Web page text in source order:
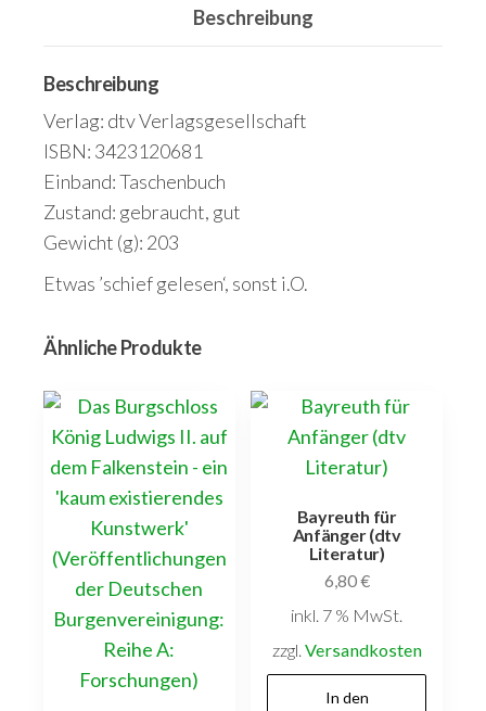
Beschreibung
Beschreibung
Verlag: dtv Verlagsgesellschaft
ISBN: 3423120681
Einband: Taschenbuch
Zustand: gebraucht, gut
Gewicht (g): 203
Etwas ’schief gelesen‘, sonst i.O.
Ähnliche Produkte
Bayreuth für
Anfänger (dtv
Literatur)
6,80€
inkl. 7 % MwSt.
zzgl. Versandkosten
In den